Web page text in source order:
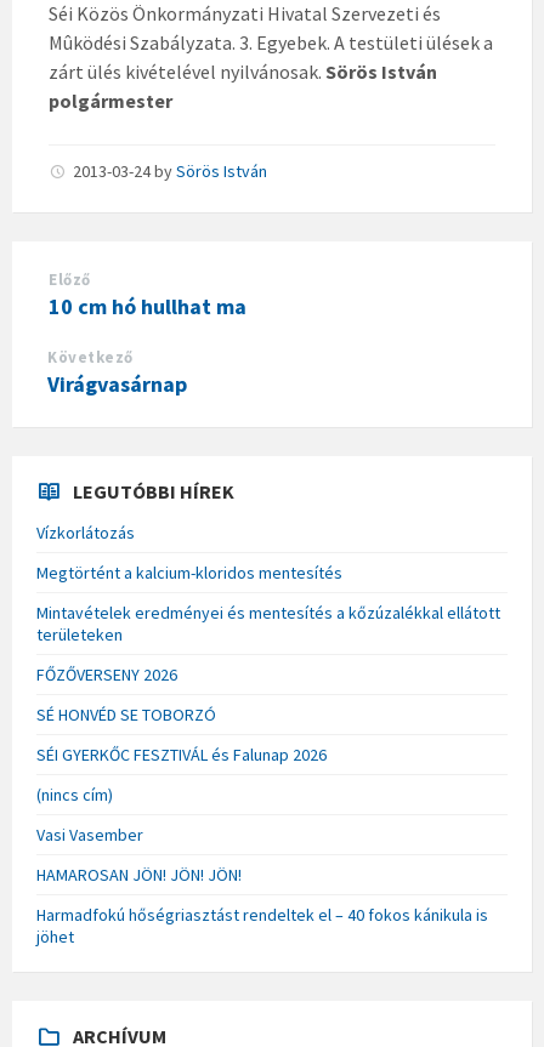
Séi Közös Önkormányzati Hivatal Szervezeti és
Mûködési Szabályzata. 3. Egyebek. A testületi ülések a
zárt ülés kivételével nyilvánosak. Sörös István
polgármester
2013-03-24bySörös István
Előző
10 cm hó hullhat ma
Következő
Virágvasárnap
LEGUTÓBBI HÍREK
Vízkorlátozás
Megtörtént a kalcium-kloridos mentesítés
Mintavételek eredményei és mentesítés a kőzúzalékkal ellátott
területeken
FŐZŐVERSENY 2026
SÉ HONVÉD SE TOBORZÓ
SÉI GYERKŐC FESZTIVÁL és Falunap 2026
(nincs cím)
Vasi Vasember
HAMAROSAN JÖN! JÖN! JÖN!
Harmadfokú hőségriasztást rendeltek el – 40 fokos kánikula is
jöhet
ARCHÍVUM